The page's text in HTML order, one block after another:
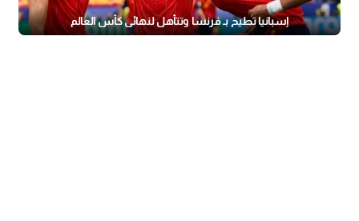
إسبانيا تطيح بـ فرنسا وتتأهل لنهائي كأس العالم